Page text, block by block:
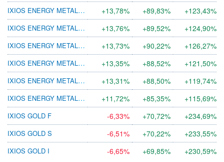
IXIOS ENERGY METALS I
+13,78% +89,83%
+123,43%
IXIOS ENERGY METALS I EUR
+13,76% +89,52%
+124,90%
IXIOS ENERGY METALS I CHF
+13,73% +90,22%
+126,27%
IXIOS ENERGY METALS P EUR
+13,35% +88,52%
+121,50%
IXIOS ENERGY METALS P
+13,31% +88,50%
+119,74%
IXIOS ENERGY METALS R EUR
+11,72% +85,35% +115,69%
IXIOS GOLD F -6,33% +70,72% +234,69%
IXIOS GOLD S -6,51% +70,22% +233,55%
IXIOS GOLD I -6,65% +69,85% +230,59%